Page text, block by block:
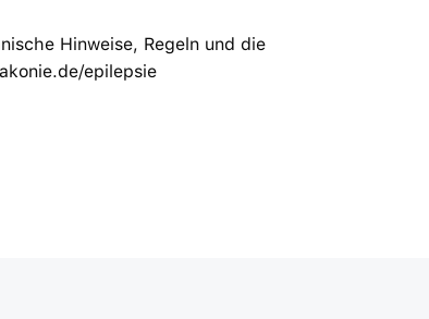
Hinweise, Regeln und die
epilepsie